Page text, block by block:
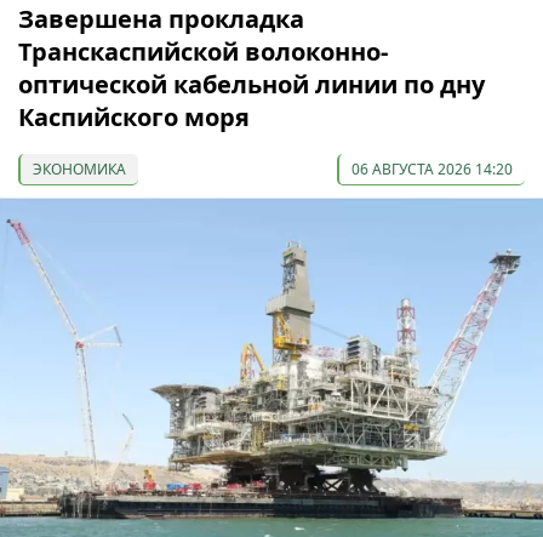
Завершена прокладка
Транскаспийской волоконно-
оптической кабельной линии по дну
Каспийского моря
ЭКОНОМИКА 06 АВГУСТА 2026 14:20